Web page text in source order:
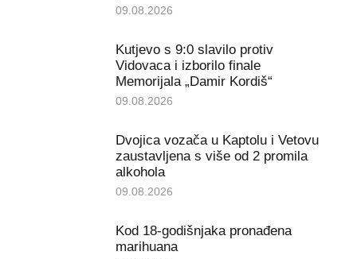
09.08.2026
Kutjevo s 9:0 slavilo protiv
Vidovaca i izborilo finale
Memorijala „Damir Kordiš“
09.08.2026
Dvojica vozača u Kaptolu i Vetovu
zaustavljena s više od 2 promila
alkohola
09.08.2026
Kod 18-godišnjaka pronađena
marihuana